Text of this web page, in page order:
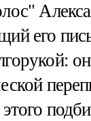
его